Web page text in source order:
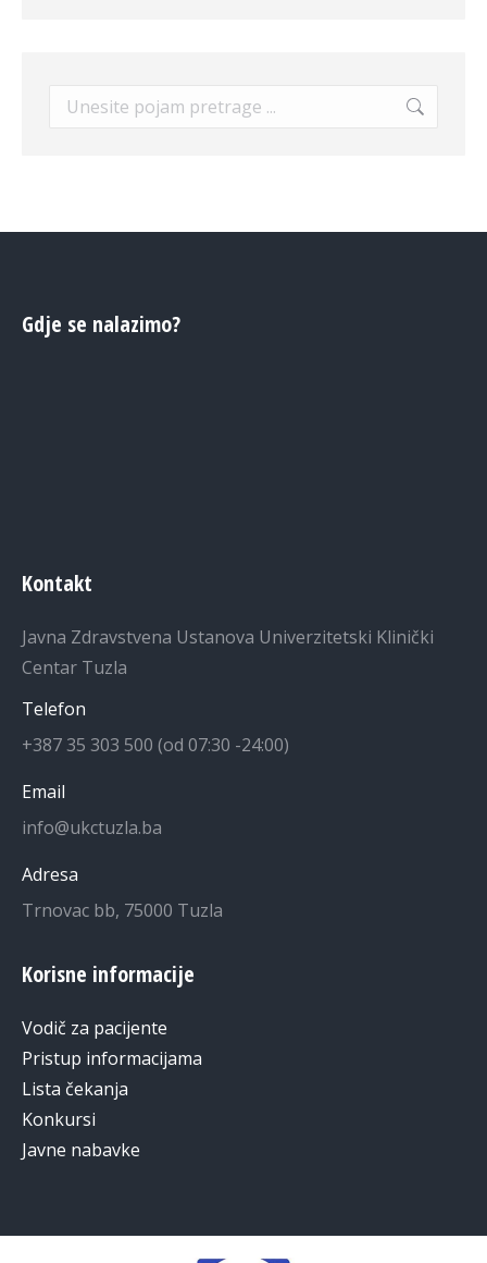
Search:
Gdje se nalazimo?
Kontakt
Javna Zdravstvena Ustanova Univerzitetski Klinički
Centar Tuzla
Telefon
+387 35 303 500 (od 07:30 -24:00)
Email
info@ukctuzla.ba
Adresa
Trnovac bb, 75000 Tuzla
Korisne informacije
Vodič za pacijente
Pristup informacijama
Lista čekanja
Konkursi
Javne nabavke